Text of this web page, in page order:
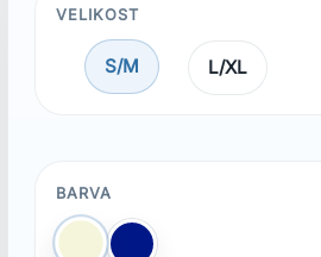
VELIKOST
S/M L/XL
BARVA